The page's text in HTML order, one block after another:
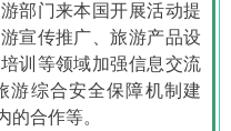
部门来本国开展活动提
宣传推广、旅游产品设
训等领域加强信息交流
游综合安全保障机制建
合作等。